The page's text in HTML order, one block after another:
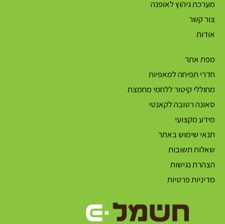
מערכת גיהוץ לאופנה
צור קשר
אודות
מפת אתר
חדרי תפיחה למאפיות
מחוללי קיטור ללחמי מחמצת
סאונה רטובה לקאנטי
מידע מקצועי
תנאי שימוש באתר
שאלות תשובות
הצהרת נגישות
מדיניות פרטיות